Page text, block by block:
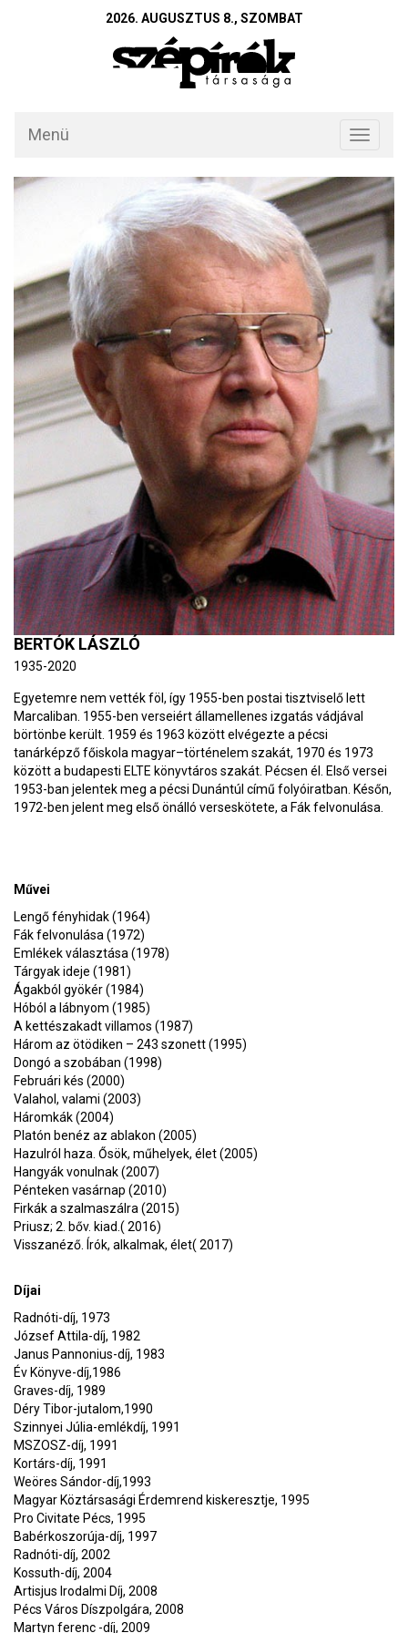
2026. AUGUSZTUS 8., SZOMBAT
Toggle
Menü
BERTÓK LÁSZLÓ
1935-2020
Egyetemre nem vették föl, így 1955-ben postai tisztviselő lett
Marcaliban. 1955-ben verseiért államellenes izgatás vádjával
börtönbe került. 1959 és 1963 között elvégezte a pécsi
tanárképző főiskola magyar–történelem szakát, 1970 és 1973
között a budapesti ELTE könyvtáros szakát. Pécsen él. Első versei
1953-ban jelentek meg a pécsi Dunántúl című folyóiratban. Későn,
1972-ben jelent meg első önálló verseskötete, a Fák felvonulása.
Művei
Lengő fényhidak (1964)
Fák felvonulása (1972)
Emlékek választása (1978)
Tárgyak ideje (1981)
Ágakból gyökér (1984)
Hóból a lábnyom (1985)
A kettészakadt villamos (1987)
Három az ötödiken – 243 szonett (1995)
Dongó a szobában (1998)
Februári kés (2000)
Valahol, valami (2003)
Háromkák (2004)
Platón benéz az ablakon (2005)
Hazulról haza. Ősök, műhelyek, élet (2005)
Hangyák vonulnak (2007)
Pénteken vasárnap (2010)
Firkák a szalmaszálra (2015)
Priusz; 2. bőv. kiad.( 2016)
Visszanéző. Írók, alkalmak, élet( 2017)
Díjai
Radnóti-díj, 1973
József Attila-díj, 1982
Janus Pannonius-díj, 1983
Év Könyve-díj,1986
Graves-díj, 1989
Déry Tibor-jutalom,1990
Szinnyei Júlia-emlékdíj, 1991
MSZOSZ-díj, 1991
Kortárs-díj, 1991
Weöres Sándor-díj,1993
Magyar Köztársasági Érdemrend kiskeresztje, 1995
Pro Civitate Pécs, 1995
Babérkoszorúja-díj, 1997
Radnóti-díj, 2002
Kossuth-díj, 2004
Artisjus Irodalmi Díj, 2008
Pécs Város Díszpolgára, 2008
Martyn ferenc -díj, 2009